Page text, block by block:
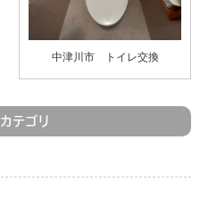
中津川市 トイレ交換
テゴリ